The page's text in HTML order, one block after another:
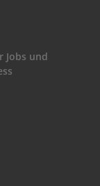
Jobs und